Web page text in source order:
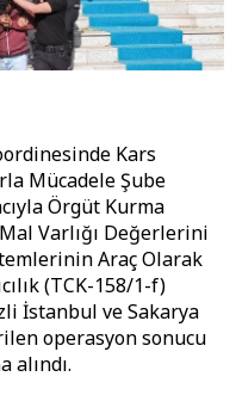
Kars
Mücadele Şube
Örgüt Kurma
Varlığı Değerlerini
Araç Olarak
(TCK-158/1-f)
İstanbul ve Sakarya
operasyon sonucu
alındı.